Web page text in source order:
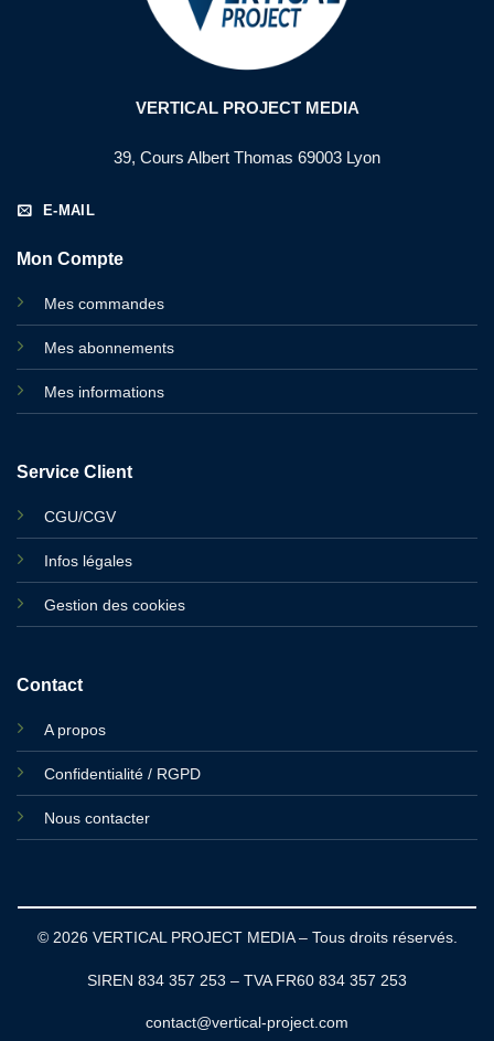
VERTICAL PROJECT MEDIA
39, Cours Albert Thomas 69003 Lyon
E-MAIL
Mon Compte
Mes commandes
Mes abonnements
Mes informations
Service Client
CGU/CGV
Infos légales
Gestion des cookies
Contact
A propos
Confidentialité / RGPD
Nous contacter
© 2026 VERTICAL PROJECT MEDIA – Tous droits réservés.
SIREN 834 357 253 – TVA FR60 834 357 253
contact@vertical-project.com